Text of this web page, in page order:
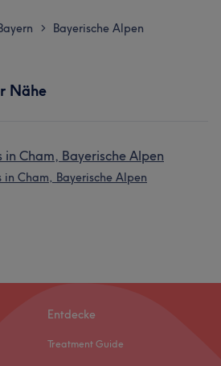
> Bayerische Alpen
Nähe
Cham, Bayerische Alpen
in Cham, Bayerische Alpen
Entdecke
Treatment Guide